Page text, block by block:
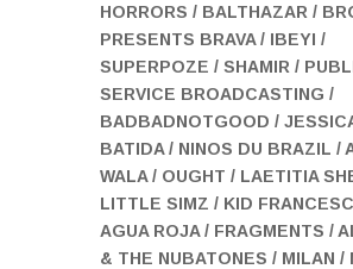
HORRORS / BALTHAZAR /
PRESENTS BRAVA / IBEYI /
SUPERPOZE / SHAMIR /
SERVICE BROADCASTING /
BADBADNOTGOOD /
BATIDA / NINOS DU BRAZIL /
WALA / OUGHT / LAETITIA
LITTLE SIMZ / KID
AGUA ROJA / FRAGMENTS /
& THE NUBATONES / MILAN /